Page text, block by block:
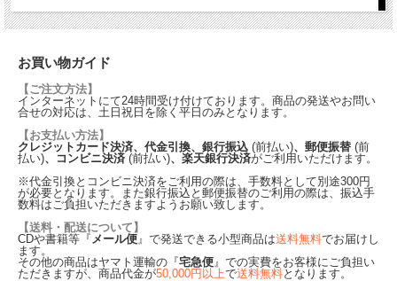
お買い物ガイド
【ご注文方法】
インターネットにて24時間受け付けております。商品の発送やお問い
合せの対応は、土日祝日を除く平日のみとなります。
【お支払い方法】
クレジットカード決済、代金引換、銀行振込 (前払い)、郵便振替 (前
払い)、コンビニ決済 (前払い)、楽天銀行決済がご利用いただけます。
※代金引換とコンビニ決済をご利用の際は、手数料として別途300円
が必要となります。また銀行振込と郵便振替のご利用の際は、振込手
数料はご負担いただきますようお願い致します。
【送料・配送について】
CDや書籍等『 メール便 』で発送できる小型商品は送料無料でお届けし
ます。
その他の商品はヤマト運輸の『宅急便 』での実費をお客様にご負担い
ただきますが、商品代金が50,000円以上で送料無料となります。